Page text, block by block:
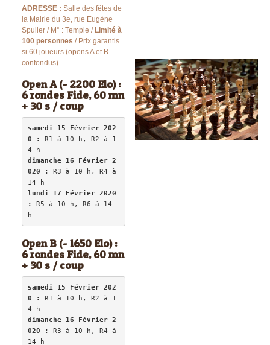
ADRESSE : Salle des fêtes de
la Mairie du 3e, rue Eugène
Spuller / M° : Temple / Limité à
100 personnes / Prix garantis
si 60 joueurs (opens A et B
confondus)
Open A (- 2200 Elo) :
6 rondes Fide, 60 mn
+ 30 s / coup
samedi 15 Février 202
0 :
R1 à 10 h, R2 à 1
dimanche 16 Février 2
020 :
R3 à 10 h, R4 à
lundi 17 Février 2020
:
R5 à 10 h, R6 à 14
h
Open B (- 1650 Elo) :
6 rondes Fide, 60 mn
+ 30 s / coup
samedi 15 Février 202
0 :
R1 à 10 h, R2 à 1
dimanche 16 Février 2
020 :
R3 à 10 h, R4 à